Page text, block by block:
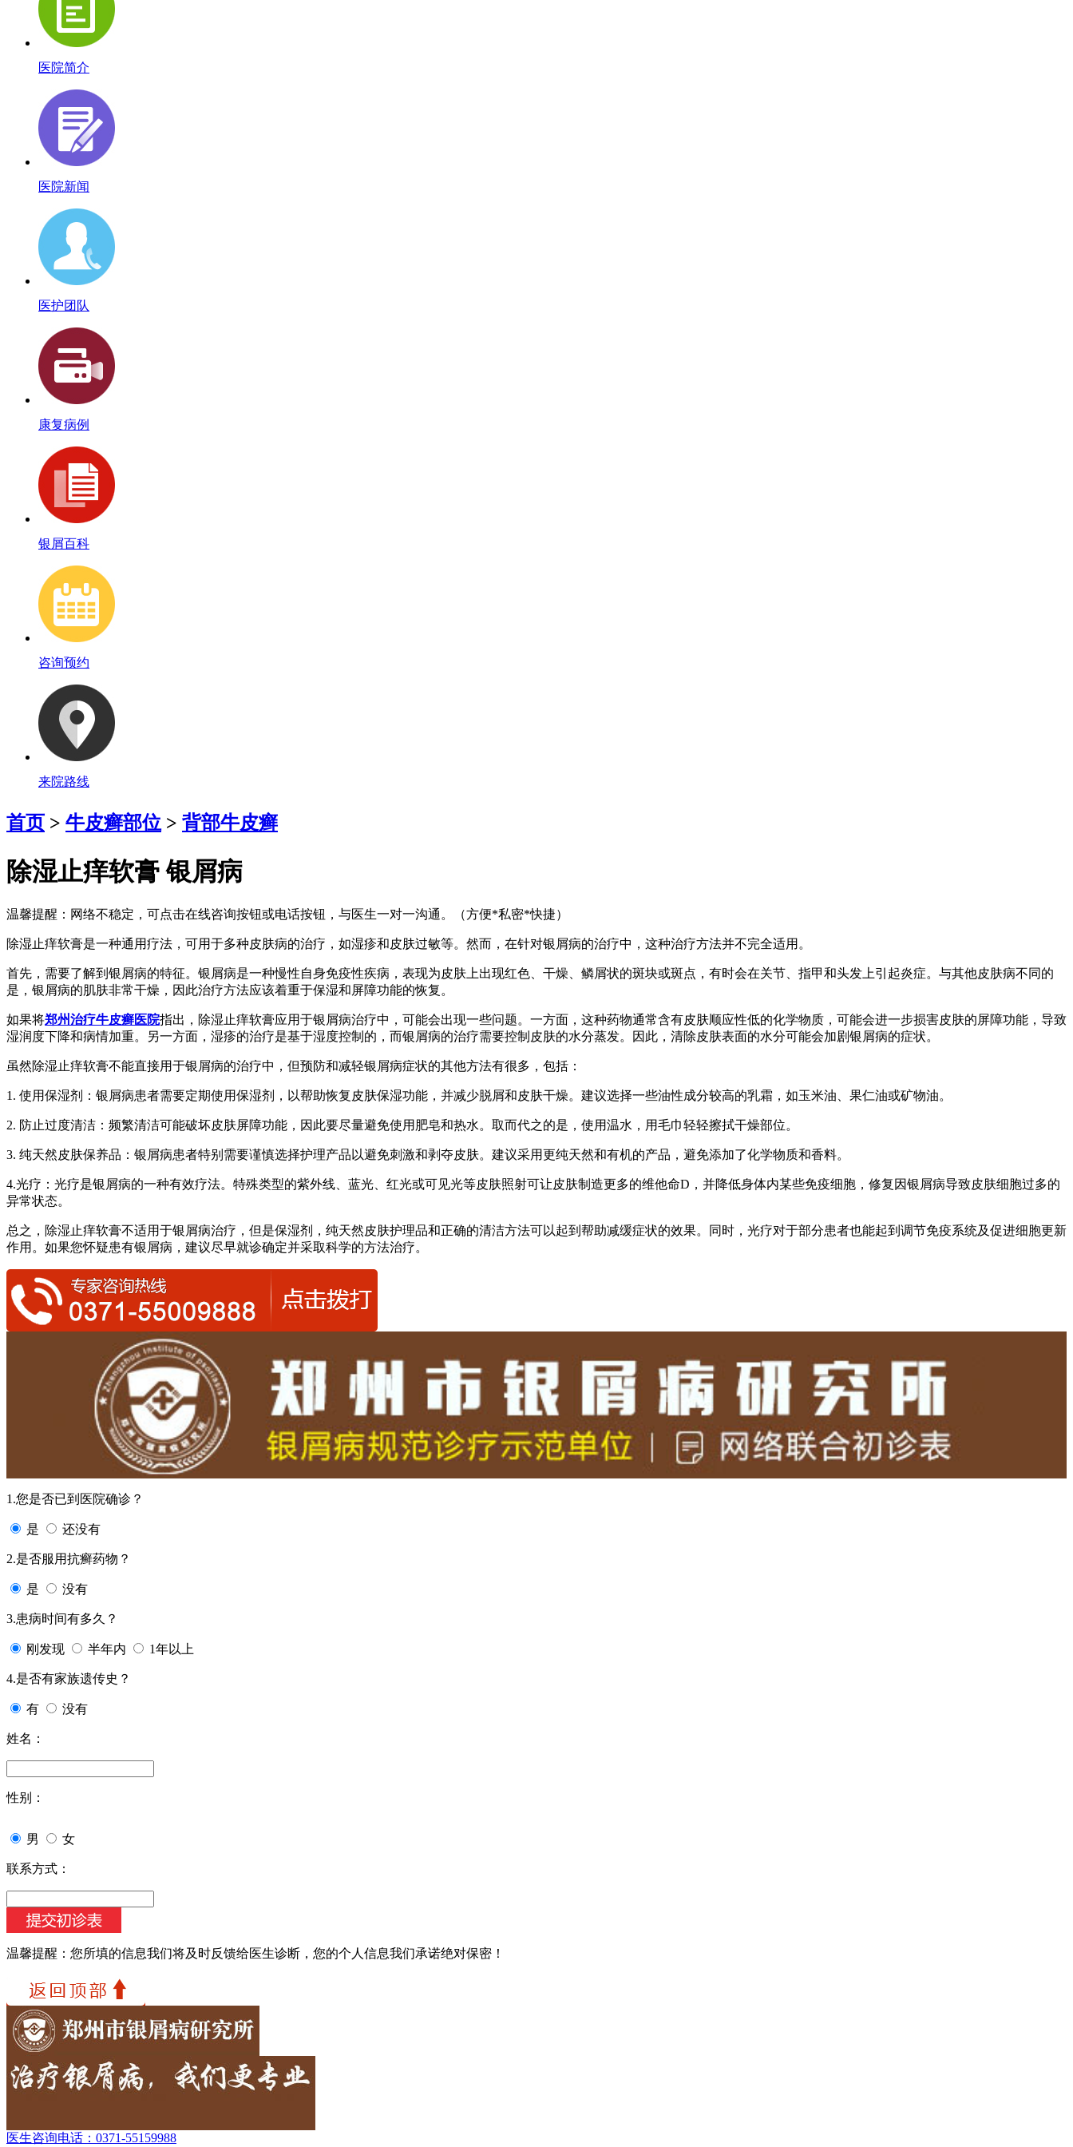
医院简介
医院新闻
医护团队
康复病例
银屑百科
咨询预约
来院路线
首页 > 牛皮癣部位 > 背部牛皮癣
除湿止痒软膏 银屑病
温馨提醒： 网络不稳定，可点击在线咨询按钮或电话按钮，与医生一对一沟通。（方便*私密*快捷）
除湿止痒软膏是一种通用疗法，可用于多种皮肤病的治疗，如湿疹和皮肤过敏等。然而，在针对银屑病的治疗中，这种治疗方法并不完全适用。
首先，需要了解到银屑病的特征。银屑病是一种慢性自身免疫性疾病，表现为皮肤上出现红色、干燥、鳞屑状的斑块或斑点，有时会在关节、指甲和头发上引起炎症。与其他皮肤病不同的
是，银屑病的肌肤非常干燥，因此治疗方法应该着重于保湿和屏障功能的恢复。
如果将郑州治疗牛皮癣医院指出，除湿止痒软膏应用于银屑病治疗中，可能会出现一些问题。一方面，这种药物通常含有皮肤顺应性低的化学物质，可能会进一步损害皮肤的屏障功能，导致
湿润度下降和病情加重。另一方面，湿疹的治疗是基于湿度控制的，而银屑病的治疗需要控制皮肤的水分蒸发。因此，清除皮肤表面的水分可能会加剧银屑病的症状。
虽然除湿止痒软膏不能直接用于银屑病的治疗中，但预防和减轻银屑病症状的其他方法有很多，包括：
1. 使用保湿剂：银屑病患者需要定期使用保湿剂，以帮助恢复皮肤保湿功能，并减少脱屑和皮肤干燥。建议选择一些油性成分较高的乳霜，如玉米油、果仁油或矿物油。
2. 防止过度清洁：频繁清洁可能破坏皮肤屏障功能，因此要尽量避免使用肥皂和热水。取而代之的是，使用温水，用毛巾轻轻擦拭干燥部位。
3. 纯天然皮肤保养品：银屑病患者特别需要谨慎选择护理产品以避免刺激和剥夺皮肤。建议采用更纯天然和有机的产品，避免添加了化学物质和香料。
4.光疗：光疗是银屑病的一种有效疗法。特殊类型的紫外线、蓝光、红光或可见光等皮肤照射可让皮肤制造更多的维他命D，并降低身体内某些免疫细胞，修复因银屑病导致皮肤细胞过多的
异常状态。
总之，除湿止痒软膏不适用于银屑病治疗，但是保湿剂，纯天然皮肤护理品和正确的清洁方法可以起到帮助减缓症状的效果。同时，光疗对于部分患者也能起到调节免疫系统及促进细胞更新
作用。如果您怀疑患有银屑病，建议尽早就诊确定并采取科学的方法治疗。
1.您是否已到医院确诊？
是 还没有
2.是否服用抗癣药物？
是 没有
3.患病时间有多久？
刚发现 半年内 1年以上
4.是否有家族遗传史？
有 没有
姓名：
性别：
男 女
联系方式：
温馨提醒： 您所填的信息我们将及时反馈给医生诊断，您的个人信息我们承诺绝对保密！
医生咨询电话： 0371-55159988